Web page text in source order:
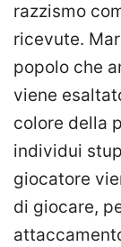
razzismo
ricevute.
popolo che
viene
colore della
individui
giocatore
di giocare,